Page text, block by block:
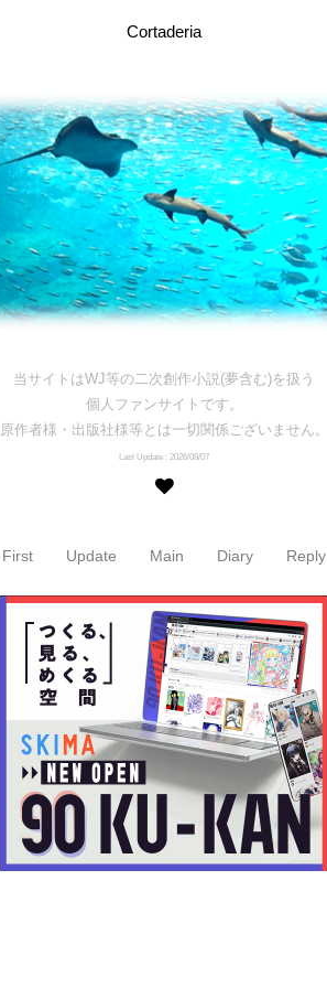
Cortaderia
当サイトはWJ等の二次創作小説(夢含む)を扱う
個人ファンサイトです。
原作者様・出版社様等とは一切関係ございません。
Last Update : 2026/08/07
First Update Main Diary Reply